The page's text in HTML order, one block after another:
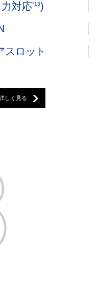
対応*13)
スロット
しく見る